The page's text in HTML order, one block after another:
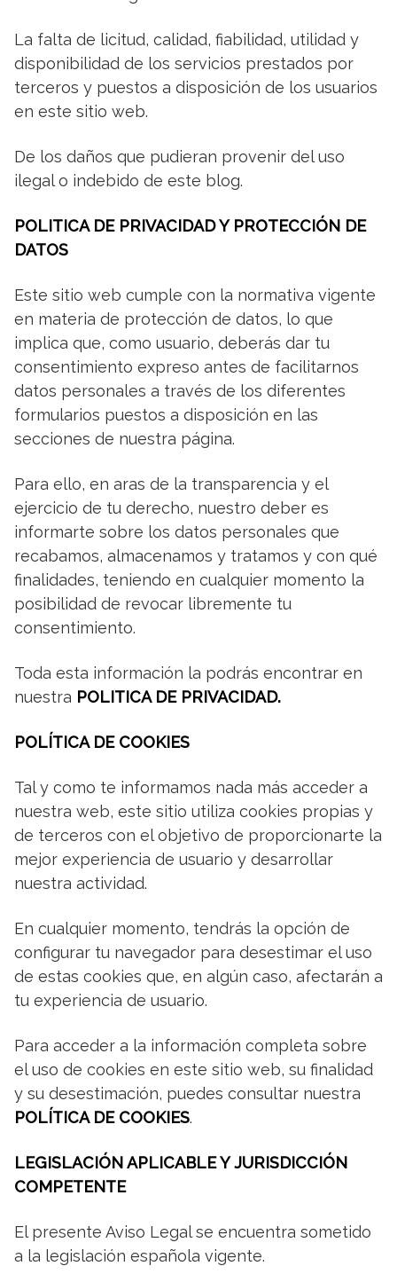
La falta de licitud, calidad, fiabilidad, utilidad y
disponibilidad de los servicios prestados por
terceros y puestos a disposición de los usuarios
en este sitio web.
De los daños que pudieran provenir del uso
ilegal o indebido de este blog.
POLITICA DE PRIVACIDAD Y PROTECCIÓN DE
DATOS
Este sitio web cumple con la normativa vigente
en materia de protección de datos, lo que
implica que, como usuario, deberás dar tu
consentimiento expreso antes de facilitarnos
datos personales a través de los diferentes
formularios puestos a disposición en las
secciones de nuestra página.
Para ello, en aras de la transparencia y el
ejercicio de tu derecho, nuestro deber es
informarte sobre los datos personales que
recabamos, almacenamos y tratamos y con qué
finalidades, teniendo en cualquier momento la
posibilidad de revocar libremente tu
consentimiento.
Toda esta información la podrás encontrar en
nuestra POLITICA DE PRIVACIDAD.
POLÍTICA DE COOKIES
Tal y como te informamos nada más acceder a
nuestra web, este sitio utiliza cookies propias y
de terceros con el objetivo de proporcionarte la
mejor experiencia de usuario y desarrollar
nuestra actividad.
En cualquier momento, tendrás la opción de
configurar tu navegador para desestimar el uso
de estas cookies que, en algún caso, afectarán a
tu experiencia de usuario.
Para acceder a la información completa sobre
el uso de cookies en este sitio web, su finalidad
y su desestimación, puedes consultar nuestra
POLÍTICA DE COOKIES.
LEGISLACIÓN APLICABLE Y JURISDICCIÓN
COMPETENTE
El presente Aviso Legal se encuentra sometido
a la legislación española vigente.